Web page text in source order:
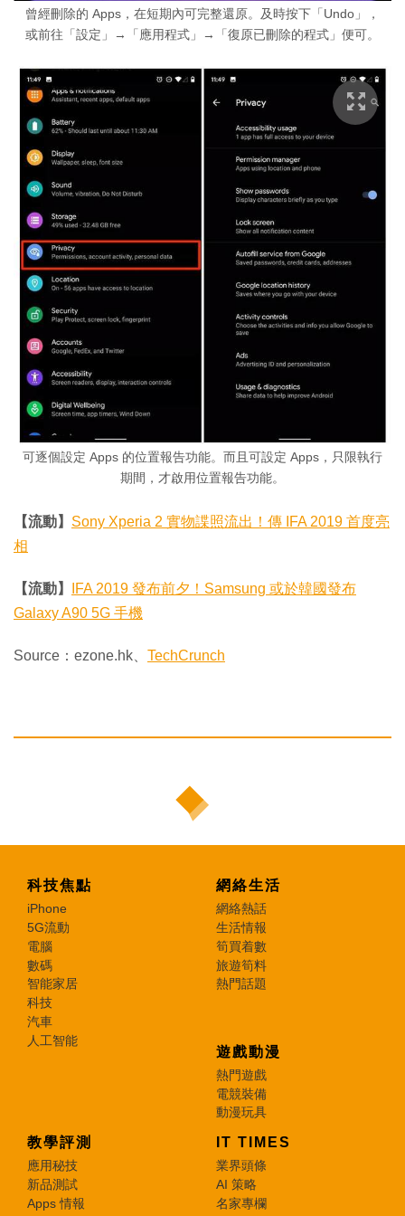
曾經刪除的 Apps，在短期內可完整還原。及時按下「Undo」，
或前往「設定」→「應用程式」→「復原已刪除的程式」便可。
可逐個設定 Apps 的位置報告功能。而且可設定 Apps，只限執行
期間，才啟用位置報告功能。
【流動】 Sony Xperia 2 實物諜照流出！傳 IFA 2019 首度亮
相
【流動】
IFA 2019 發布前夕！Samsung 或於韓國發布
Galaxy A90 5G 手機
Source：ezone.hk、 TechCrunch
科技焦點
iPhone
5G流動
電腦
數碼
智能家居
科技
汽車
人工智能
網絡生活
網絡熱話
生活情報
筍買着數
旅遊筍料
熱門話題
遊戲動漫
熱門遊戲
電競裝備
動漫玩具
教學評測
應用秘技
新品測試
Apps 情報
IT TIMES
業界頭條
AI 策略
名家專欄